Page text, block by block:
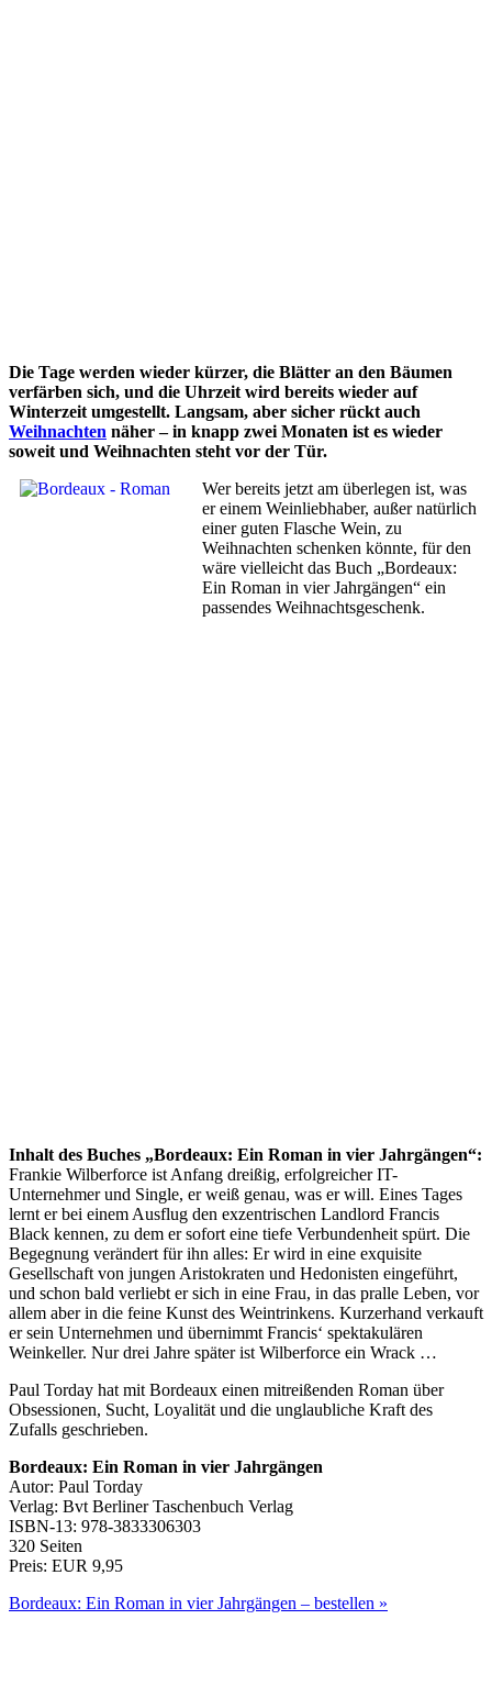
Die Tage werden wieder kürzer, die Blätter an den Bäumen
verfärben sich, und die Uhrzeit wird bereits wieder auf
Winterzeit umgestellt. Langsam, aber sicher rückt auch
Weihnachten näher – in knapp zwei Monaten ist es wieder
soweit und Weihnachten steht vor der Tür.
Wer bereits jetzt am überlegen ist, was
er einem Weinliebhaber, außer natürlich
einer guten Flasche Wein, zu
Weihnachten schenken könnte, für den
wäre vielleicht das Buch „Bordeaux:
Ein Roman in vier Jahrgängen“ ein
passendes Weihnachtsgeschenk.
Inhalt des Buches „Bordeaux: Ein Roman in vier Jahrgängen“:
Frankie Wilberforce ist Anfang dreißig, erfolgreicher IT-
Unternehmer und Single, er weiß genau, was er will. Eines Tages
lernt er bei einem Ausflug den exzentrischen Landlord Francis
Black kennen, zu dem er sofort eine tiefe Verbundenheit spürt. Die
Begegnung verändert für ihn alles: Er wird in eine exquisite
Gesellschaft von jungen Aristokraten und Hedonisten eingeführt,
und schon bald verliebt er sich in eine Frau, in das pralle Leben, vor
allem aber in die feine Kunst des Weintrinkens. Kurzerhand verkauft
er sein Unternehmen und übernimmt Francis‘ spektakulären
Weinkeller. Nur drei Jahre später ist Wilberforce ein Wrack …
Paul Torday hat mit Bordeaux einen mitreißenden Roman über
Obsessionen, Sucht, Loyalität und die unglaubliche Kraft des
Zufalls geschrieben.
Bordeaux: Ein Roman in vier Jahrgängen
Autor: Paul Torday
Verlag: Bvt Berliner Taschenbuch Verlag
ISBN-13: 978-3833306303
320 Seiten
Preis: EUR 9,95
Bordeaux: Ein Roman in vier Jahrgängen – bestellen »